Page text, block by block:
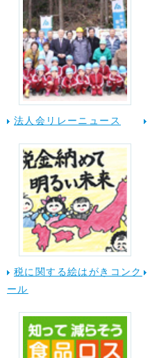
法人会リレーニュース
税に関する絵はがきコンク
ール